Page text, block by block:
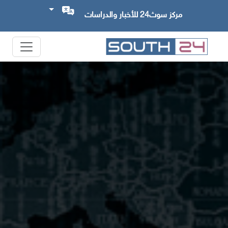
مركز سوث24 للأخبار والدراسات